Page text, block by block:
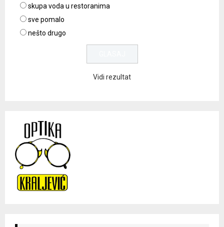
skupa voda u restoranima
sve pomalo
nešto drugo
Vidi rezultat